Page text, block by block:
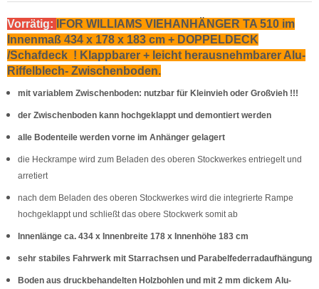
Vorrätig:
IFOR WILLIAMS VIEHANHÄNGER TA 510 im
Innenmaß 434 x 178 x 183 cm + DOPPELDECK
/Schafdeck ! Klappbarer + leicht herausnehmbarer Alu-
Riffelblech- Zwischenboden.
mit variablem Zwischenboden: nutzbar für Kleinvieh oder Großvieh !!!
der Zwischenboden kann hochgeklappt und demontiert werden
alle Bodenteile werden vorne im Anhänger gelagert
die Heckrampe wird zum Beladen des oberen Stockwerkes entriegelt und
arretiert
nach dem Beladen des oberen Stockwerkes wird die integrierte Rampe
hochgeklappt und schließt das obere Stockwerk somit ab
Innenlänge ca. 434 x Innenbreite 178 x Innenhöhe 183 cm
sehr stabiles Fahrwerk mit Starrachsen und Parabelfederradaufhängung
Boden aus druckbehandelten Holzbohlen und mit 2 mm dickem Alu-